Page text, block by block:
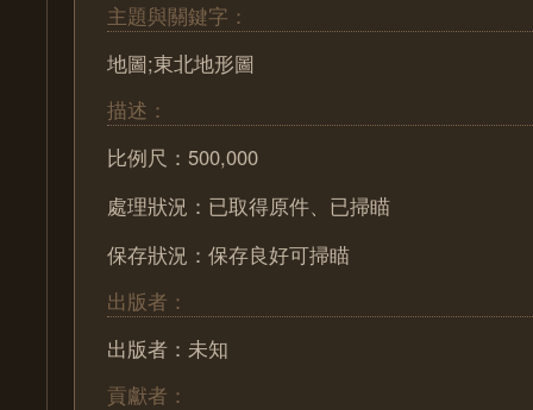
主題與關鍵字：
地圖;東北地形圖
描述：
比例尺：500,000
處理狀況：已取得原件、已掃瞄
保存狀況：保存良好可掃瞄
出版者：
出版者：未知
貢獻者：